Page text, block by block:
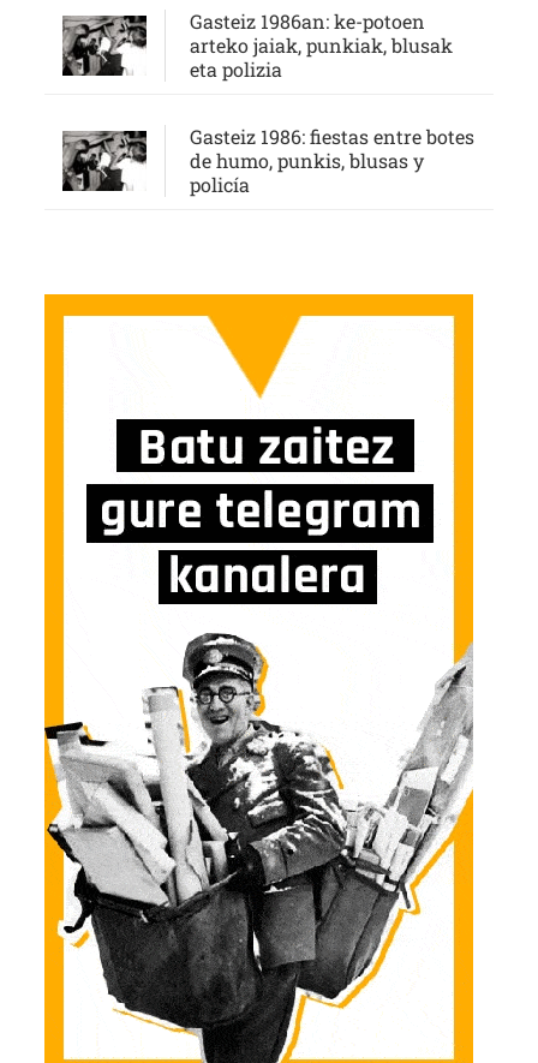
Gasteiz 1986an: ke-potoen
arteko jaiak, punkiak, blusak
eta polizia
Gasteiz 1986: fiestas entre botes
de humo, punkis, blusas y
policía